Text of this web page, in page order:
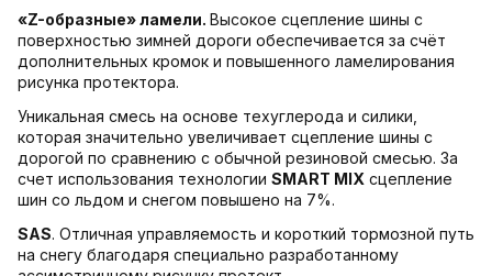
«Z-образные» ламели. Высокое сцепление шины с
поверхностью зимней дороги обеспечивается за счёт
дополнительных кромок и повышенного ламелирования
рисунка протектора.
Уникальная смесь на основе техуглерода и силики,
которая значительно увеличивает сцепление шины с
дорогой по сравнению с обычной резиновой смесью. За
счет использования технологии SMART MIX сцепление
шин со льдом и снегом повышено на 7%.
SAS. Отличная управляемость и короткий тормозной путь
на снегу благодаря специально разработанному